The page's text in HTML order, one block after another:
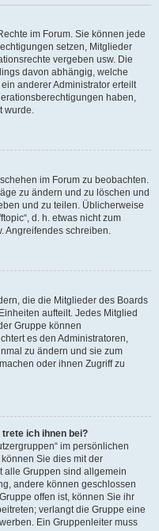
im Forum. Sie können jede
setzen, Mitglieder
vergeben usw. Die
davon abhängig, welche
anderer Administrator erteilt
haben,
wurde.
im Forum zu beobachten.
zu ändern und zu löschen und
und zu teilen. Üblicherweise
d. h. etwas nicht zum
Angreifendes schreiben.
die die Mitglieder des Boards
aufteilt. Jedes Mitglied
Gruppe können
es den Administratoren,
zu ändern und sie zum
oder ihnen Zugriff zu
ich ihnen bei?
im persönlichen
Sie dies mit der
alle Gruppen sind allgemein
andere können geschlossen
offen ist, können Sie ihr
verlangt die Gruppe eine
Ein Gruppenleiter muss